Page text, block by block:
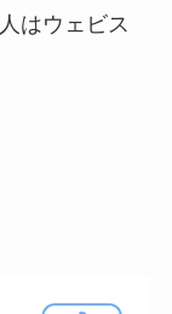
はウェビス